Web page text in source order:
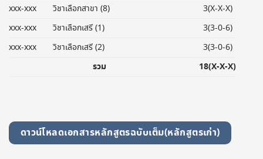
xxx-xxx
วิชาเลือกสาขา (8)
3(X-X-X)
xxx-xxx
วิชาเลือกเสรี (1)
3(3-0-6)
xxx-xxx
วิชาเลือกเสรี (2)
3(3-0-6)
รวม
18(X-X-X)
ดาวน์โหลดเอกสารหลักสูตรฉบับเต็ม(หลักสูตรเก่า)